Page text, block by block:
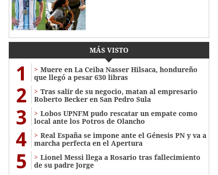
MÁS VISTO
1
Muere en La Ceiba Nasser Hilsaca, hondureño
que llegó a pesar 630 libras
2
Tras salir de su negocio, matan al empresario
Roberto Becker en San Pedro Sula
3
Lobos UPNFM pudo rescatar un empate como
local ante los Potros de Olancho
4
Real España se impone ante el Génesis PN y va a
marcha perfecta en el Apertura
5
Lionel Messi llega a Rosario tras fallecimiento
de su padre Jorge